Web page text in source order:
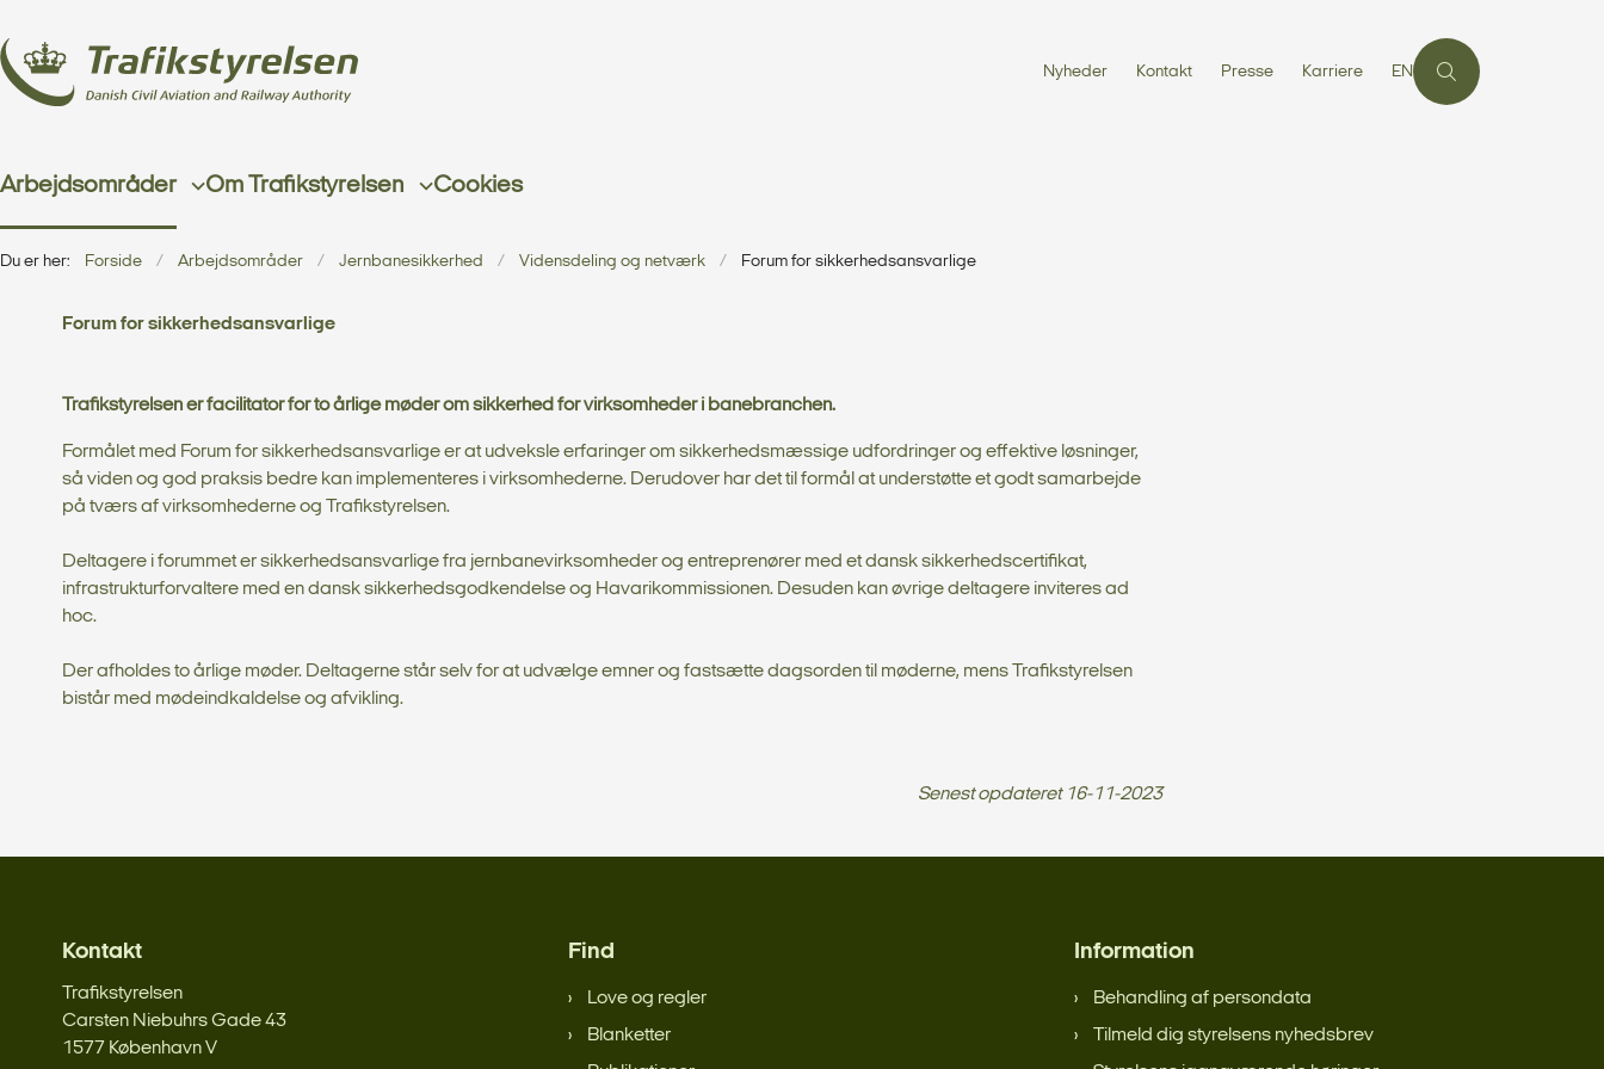
Nyheder Kontakt Presse Karriere EN
Arbejdsområder Om Trafikstyrelsen Cookies
Du er her: Forside Arbejdsområder Jernbanesikkerhed Vidensdeling og netværk Forum for sikkerhedsansvarlige
Forum for sikkerhedsansvarlige
Trafikstyrelsen er facilitator forto årlige møder om sikkerhed for virksomheder i banebranchen.
Formålet med Forum for sikkerhedsansvarlige er at udveksle erfaringer om sikkerhedsmæssige udfordringer og effektive løsninger,
så viden og god praksis bedre kan implementeres i virksomhederne. Derudover har det til formål at understøtte et godt samarbejde
på tværs af virksomhederne og Trafikstyrelsen.
Deltagere i forummet er sikkerhedsansvarlige fra jernbanevirksomheder og entreprenører med et dansk sikkerhedscertifikat,
infrastrukturforvaltere med en dansk sikkerhedsgodkendelse og Havarikommissionen. Desuden kan øvrige deltagere inviteres ad
hoc.
Der afholdes to årlige møder. Deltagerne står selv for at udvælge emner og fastsætte dagsorden til møderne, mens Trafikstyrelsen
bistår med mødeindkaldelse og afvikling.
Senest opdateret 16-11-2023
Kontakt
Trafikstyrelsen
Carsten Niebuhrs Gade 43
1577 København V
Find
Love og regler
Blanketter
Information
Behandling af persondata
Tilmeld dig styrelsens nyhedsbrev